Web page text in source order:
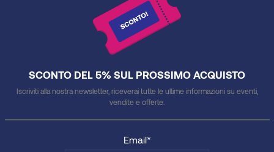
SCONTO DEL 5% SUL PROSSIMO ACQUISTO
Iscriviti alla nostra newsletter, riceverai tutte le ultime informazioni su eventi,
vendite e offerte.
Email*